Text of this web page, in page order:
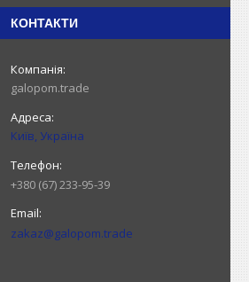
КОНТАКТИ
galopom.trade
Київ, Україна
+380 (67) 233-95-39
zakaz@galopom.trade